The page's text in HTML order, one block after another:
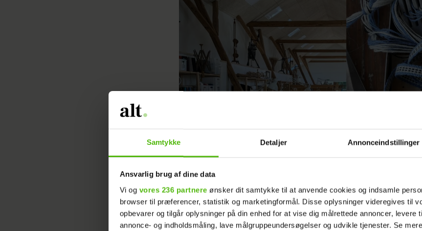
Samtykke Detaljer Annonceindstillinger
Ansvarlig brug af dine data
Vi og vores 236 partnere ønsker dit samtykke til at anvende cookies og indsamle
browser til præferencer, statistik og marketingformål. Disse oplysninger videregives til
opbevarer og tilgår oplysninger på din enhed for at vise dig målrettede annoncer, levere
annonce- og indholdsmåling, lave målgruppeundersøgelser og udvikle tjenester. Se